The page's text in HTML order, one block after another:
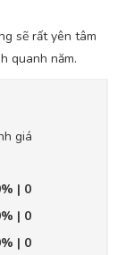
sẽ rất yên tâm
quanh năm.
giá
| 0
| 0
| 0